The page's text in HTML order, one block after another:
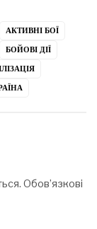
АКТИВНІ БОЇ
БОЙОВІ ДІЇ
Обов’язкові